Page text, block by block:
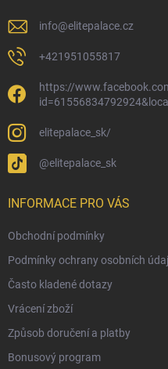
info@elitepalace.cz
+421951055817
https://
elitepalace_sk/
@elitepalace_sk
INFORMACE PRO VÁS
Obchodní podmínky
Podmínky ochrany osobních
Často kladené dotazy
Vrácení zboží
Způsob doručení a platby
Bonusový program